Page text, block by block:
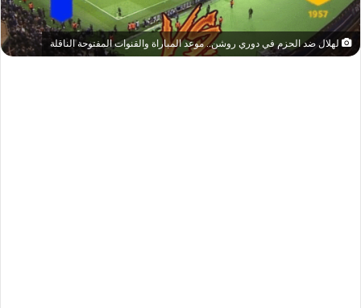
لهلال ضد الحزم في دوري روشن.. موعد المباراة والقنوات المفتوحة الناقلة